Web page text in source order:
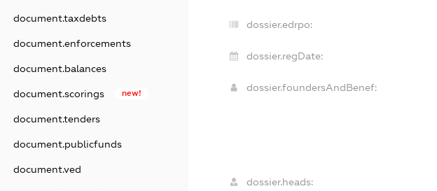
document.taxdebts
document.enforcements
document.balances
document.scorings new!
document.tenders
document.publicfunds
document.ved
dossier.edrpo:
dossier.regDate:
dossier.foundersAndBenef:
dossier.heads: